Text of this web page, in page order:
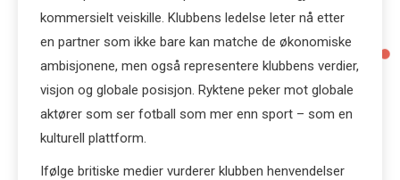
kommersielt veiskille. Klubbens ledelse leter nå etter
en partner som ikke bare kan matche de økonomiske
ambisjonene, men også representere klubbens verdier,
visjon og globale posisjon. Ryktene peker mot globale
aktører som ser fotball som mer enn sport – som en
kulturell plattform.
Ifølge britiske medier vurderer klubben henvendelser